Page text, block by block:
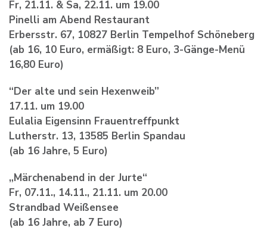
Fr, 21.11. & Sa, 22.11. um 19.00
Pinelli am Abend Restaurant
Erbersstr. 67, 10827 Berlin Tempelhof Schöneberg
(ab 16, 10 Euro, ermäßigt: 8 Euro, 3-Gänge-Menü
16,80 Euro)
“Der alte und sein Hexenweib”
17.11. um 19.00
Eulalia Eigensinn Frauentreffpunkt
Lutherstr. 13, 13585 Berlin Spandau
(ab 16 Jahre, 5 Euro)
„Märchenabend in der Jurte“
Fr, 07.11., 14.11., 21.11. um 20.00
Strandbad Weißensee
(ab 16 Jahre, ab 7 Euro)